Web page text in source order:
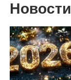
Новости